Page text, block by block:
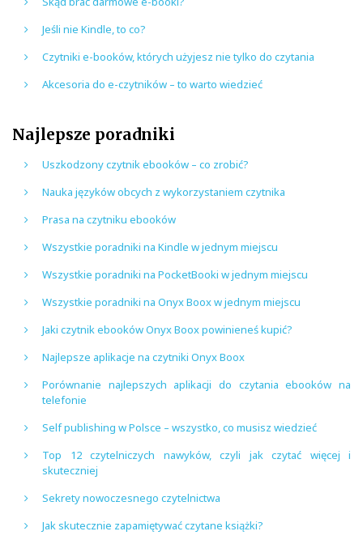
Jeśli nie Kindle, to co?
Czytniki e-booków, których użyjesz nie tylko do czytania
Akcesoria do e-czytników – to warto wiedzieć
Najlepsze poradniki
Uszkodzony czytnik ebooków – co zrobić?
Nauka języków obcych z wykorzystaniem czytnika
Prasa na czytniku ebooków
Wszystkie poradniki na Kindle w jednym miejscu
Wszystkie poradniki na PocketBooki w jednym miejscu
Wszystkie poradniki na Onyx Boox w jednym miejscu
Jaki czytnik ebooków Onyx Boox powinieneś kupić?
Najlepsze aplikacje na czytniki Onyx Boox
Porównanie najlepszych aplikacji do czytania ebooków na
telefonie
Self publishing w Polsce – wszystko, co musisz wiedzieć
Top 12 czytelniczych nawyków, czyli jak czytać więcej i
skuteczniej
Sekrety nowoczesnego czytelnictwa
Jak skutecznie zapamiętywać czytane książki?